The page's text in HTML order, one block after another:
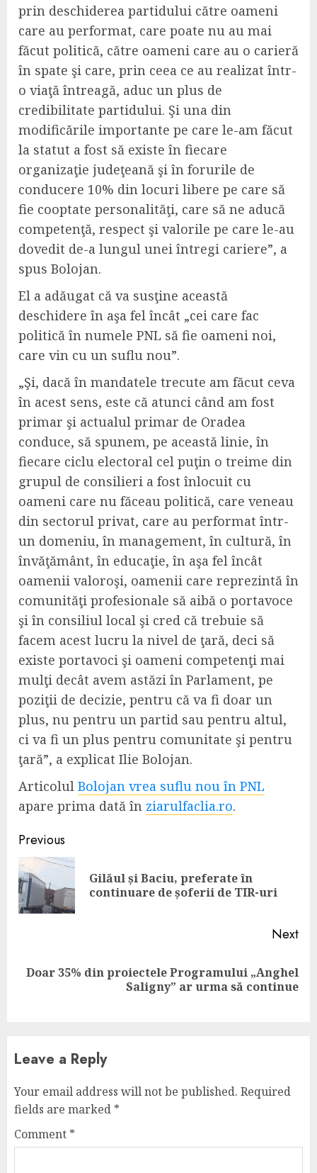
prin deschiderea partidului către oameni
care au performat, care poate nu au mai
făcut politică, către oameni care au o carieră
în spate şi care, prin ceea ce au realizat într-
o viaţă întreagă, aduc un plus de
credibilitate partidului. Şi una din
modificările importante pe care le-am făcut
la statut a fost să existe în fiecare
organizaţie judeţeană şi în forurile de
conducere 10% din locuri libere pe care să
fie cooptate personalităţi, care să ne aducă
competenţă, respect şi valorile pe care le-au
dovedit de-a lungul unei întregi cariere”, a
spus Bolojan.
El a adăugat că va susţine această
deschidere în aşa fel încât „cei care fac
politică în numele PNL să fie oameni noi,
care vin cu un suflu nou”.
„Şi, dacă în mandatele trecute am făcut ceva
în acest sens, este că atunci când am fost
primar şi actualul primar de Oradea
conduce, să spunem, pe această linie, în
fiecare ciclu electoral cel puţin o treime din
grupul de consilieri a fost înlocuit cu
oameni care nu făceau politică, care veneau
din sectorul privat, care au performat într-
un domeniu, în management, în cultură, în
învăţământ, în educaţie, în aşa fel încât
oamenii valoroşi, oamenii care reprezintă în
comunităţi profesionale să aibă o portavoce
şi în consiliul local şi cred că trebuie să
facem acest lucru la nivel de ţară, deci să
existe portavoci şi oameni competenţi mai
mulţi decât avem astăzi în Parlament, pe
poziţii de decizie, pentru că va fi doar un
plus, nu pentru un partid sau pentru altul,
ci va fi un plus pentru comunitate şi pentru
ţară”, a explicat Ilie Bolojan.
Articolul Bolojan vrea suflu nou în PNL
apare prima dată în ziarulfaclia.ro.
Continue
Reading
Previous
Gilăul și Baciu, preferate în
continuare de șoferii de TIR-uri
Next
Next
Doar 35% din proiectele Programului „Anghel
Saligny” ar urma să continue
Leave a Reply
Your email address will not be published. Required
fields are marked *
Comment *